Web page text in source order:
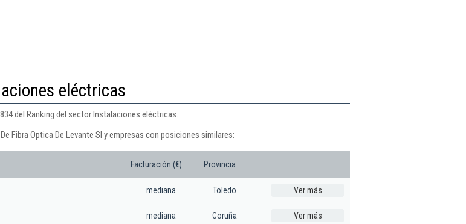
eléctricas
del Ranking del sector Instalaciones eléctricas.
Fibra Optica De Levante Sl y empresas con posiciones similares:
Facturación (€) Provincia
mediana Toledo Ver más
mediana Coruña Ver más